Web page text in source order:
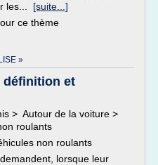
les... [suite...]
ce thème
»
définition et
> Autour de la voiture >
roulants
non roulants
lorsque leur